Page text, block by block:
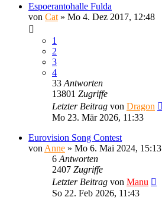
Espoerantohalle Fulda
von Cat » Mo 4. Dez 2017, 12:48
1
2
3
4
33 Antworten
13801 Zugriffe
Letzter Beitrag von Dragon
Mo 23. Mär 2026, 11:33
Eurovision Song Contest
von Anne » Mo 6. Mai 2024, 15:13
6 Antworten
2407 Zugriffe
Letzter Beitrag von Manu
So 22. Feb 2026, 11:43